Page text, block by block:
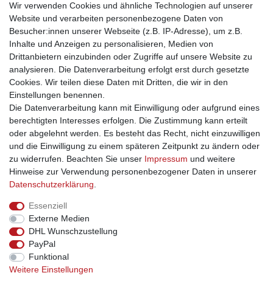
Hinweis: Jede Lampe ist ein Unikat aus Natur-Materialien.
Geringe Abweichungen vom Produktfoto in Form, Farbe und
Größe sind daher gegeben und zeigen gerade die Einzigartigkeit
dieser künstlerischen Handarbeit. Sie erstehen ein
unverwechselbares Einzelstück. Diese Abweichungen sind kein
Grund für Reklamationen.
Impressum Daten­schutz­erklärung AGB
Barrierefreiheitserklärung
Vertrag widerrufen
INFORMATIONEN
Über uns
Wir verwenden Cookies und ähnliche Technologien auf unserer
Website und verarbeiten personenbezogene Daten von
Besucher:innen unserer Webseite (z.B. IP-Adresse), um z.B.
Inhalte und Anzeigen zu personalisieren, Medien von
Drittanbietern einzubinden oder Zugriffe auf unsere Website zu
analysieren. Die Datenverarbeitung erfolgt erst durch gesetzte
Cookies. Wir teilen diese Daten mit Dritten, die wir in den
Einstellungen benennen.
Die Datenverarbeitung kann mit Einwilligung oder aufgrund eines
berechtigten Interesses erfolgen. Die Zustimmung kann erteilt
oder abgelehnt werden. Es besteht das Recht, nicht einzuwilligen
und die Einwilligung zu einem späteren Zeitpunkt zu ändern oder
zu widerrufen. Beachten Sie unser Impressum und weitere
Hinweise zur Verwendung personenbezogener Daten in unserer
Daten­schutz­erklärung
Essenziell
Externe Medien
DHL Wunschzustellung
PayPal
Funktional
Weitere Einstellungen